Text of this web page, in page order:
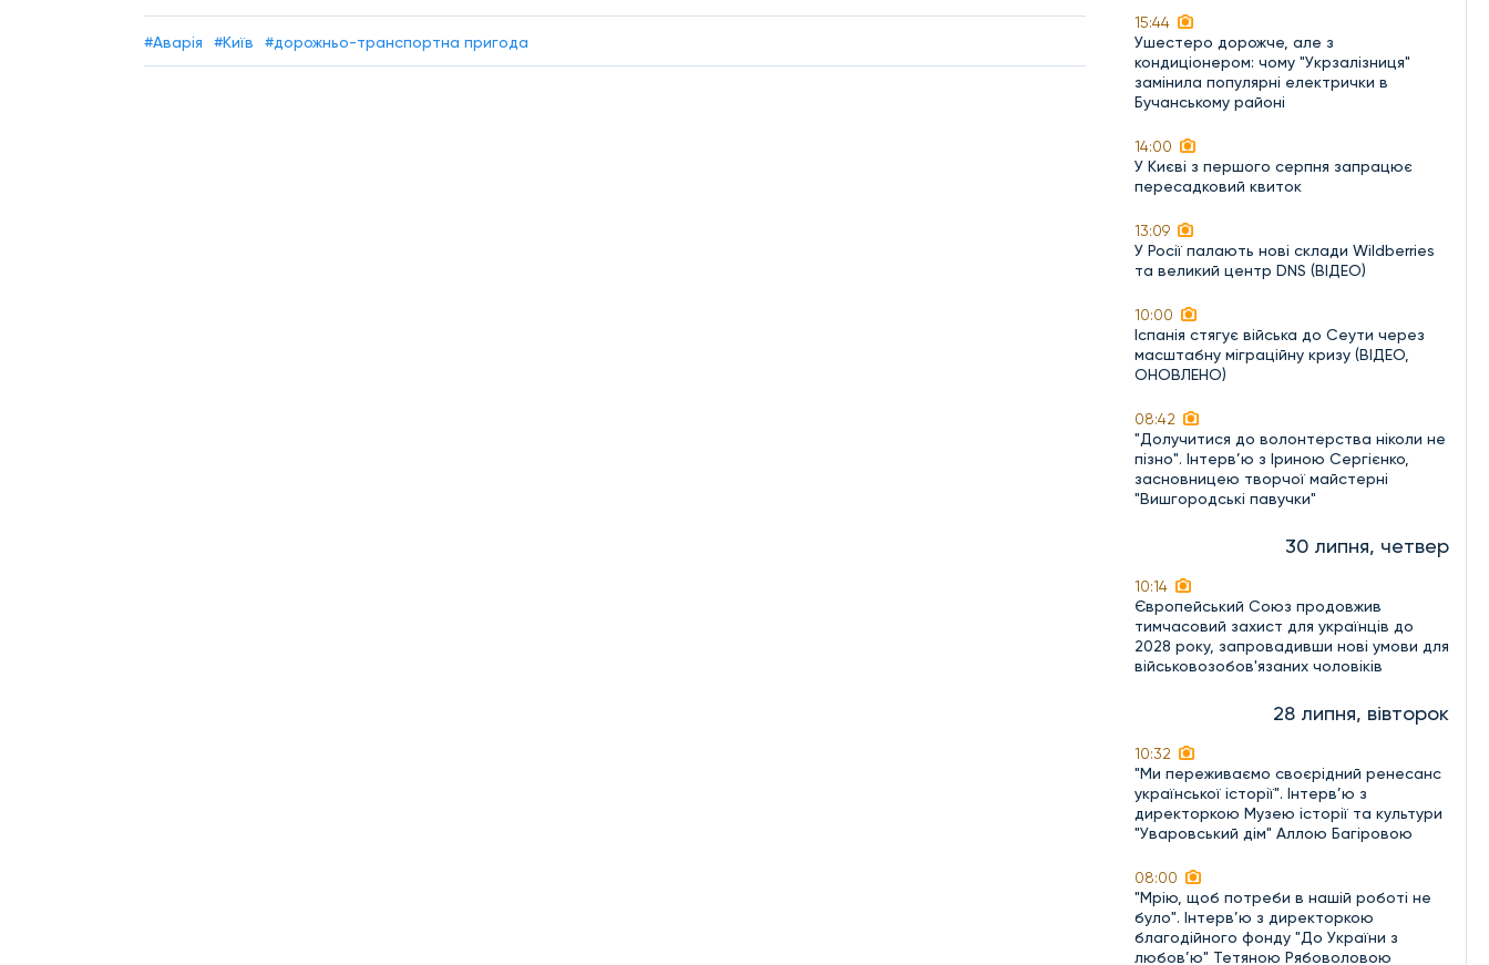
#Аварія #Київ #дорожньо-транспортна пригода
15:44
Ушестеро дорожче, але з
кондиціонером: чому "Укрзалізниця"
замінила популярні електрички в
Бучанському районі
14:00
У Києві з першого серпня запрацює
пересадковий квиток
13:09
У Росії палають нові склади Wildberries
та великий центр DNS (ВІДЕО)
10:00
Іспанія стягує війська до Сеути через
масштабну міграційну кризу (ВІДЕО,
ОНОВЛЕНО)
08:42
"Долучитися до волонтерства ніколи не
пізно". Інтерв’ю з Іриною Сергієнко,
засновницею творчої майстерні
"Вишгородські павучки"
30 липня, четвер
10:14
Європейський Союз продовжив
тимчасовий захист для українців до
2028 року, запровадивши нові умови для
військовозобов'язаних чоловіків
28 липня, вівторок
10:32
"Ми переживаємо своєрідний ренесанс
української історії". Інтерв’ю з
директоркою Музею історії та культури
"Уваровський дім" Аллою Багіровою
08:00
"Мрію, щоб потреби в нашій роботі не
було". Інтерв’ю з директоркою
благодійного фонду "До України з
любов’ю" Тетяною Рябоволовою